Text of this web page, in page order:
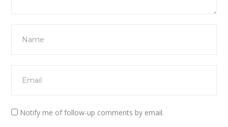
Notify me of follow-up comments by email.